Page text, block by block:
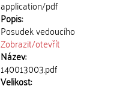
application/pdf
Popis:
Posudek vedoucího
Zobrazit/otevřít
Název:
140013003.pdf
Velikost: